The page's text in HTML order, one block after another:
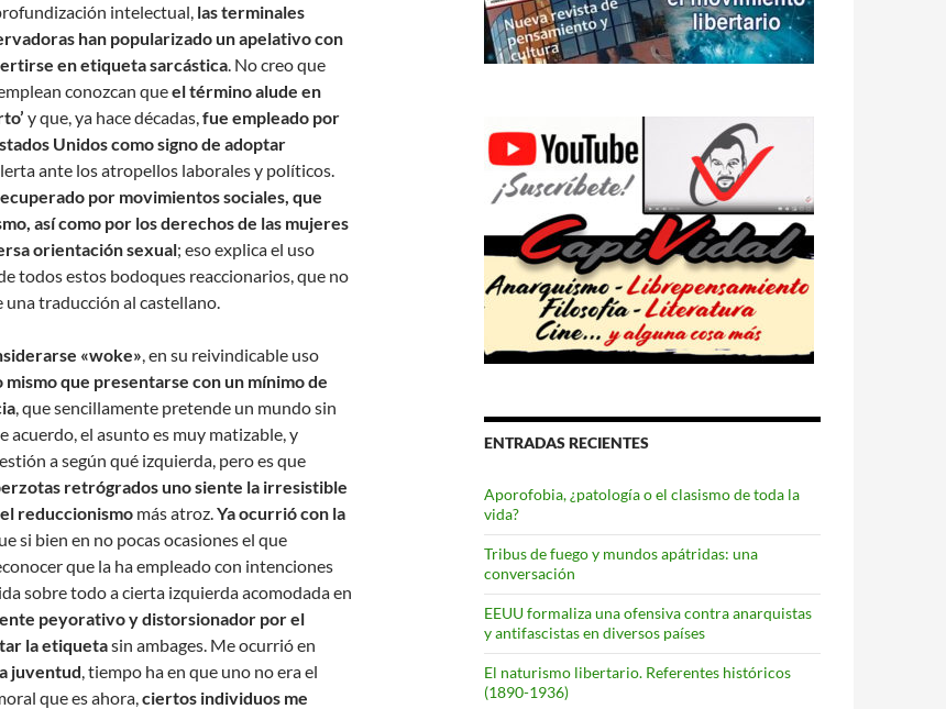
intelectual, las terminales
han popularizado un apelativo con
en etiqueta sarcástica. No creo que
conozcan queel término alude en
y que, ya hace décadas,fue empleado por
Unidos como signo de adoptar
ante los atropellos laborales y políticos.
por movimientos sociales, que
así como por los derechos de las mujeres
orientación sexual; eso explica el uso
todos estos bodoques reaccionarios, que no
una traducción al castellano.
«woke», en su reivindicable uso
mismo que presentarse con un mínimo de
, que sencillamente pretende un mundo sin
acuerdo, el asunto es muy matizable, y
a según qué izquierda, pero es que
retrógrados uno siente la irresistible
reduccionismo más atroz.Ya ocurrió con la
si bien en no pocas ocasiones el que
que la ha empleado con intenciones
sobre todo a cierta izquierda acomodada en
peyorativo y distorsionador por el
la etiquetasin ambages. Me ocurrió en
juventud, tiempo ha en que uno no era el
que es ahora,ciertos individuos me
ENTRADAS RECIENTES
Aporofobia, ¿patología o el clasismo de toda la
vida?
Tribus de fuego y mundos apátridas: una
conversación
EEUU formaliza una ofensiva contra anarquistas
y antifascistas en diversos países
El naturismo libertario. Referentes históricos
(1890-1936)